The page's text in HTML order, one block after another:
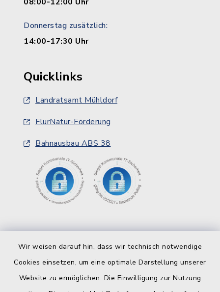
Wir weisen darauf hin, dass wir technisch notwendige
Cookies einsetzen, um eine optimale Darstellung unserer
Website zu ermöglichen. Die Einwilligung zur Nutzung
Donnerstag zusätzlich:
14:00-17:30 Uhr
Quicklinks
Landratsamt Mühldorf
FlurNatur-Förderung
Bahnausbau ABS 38